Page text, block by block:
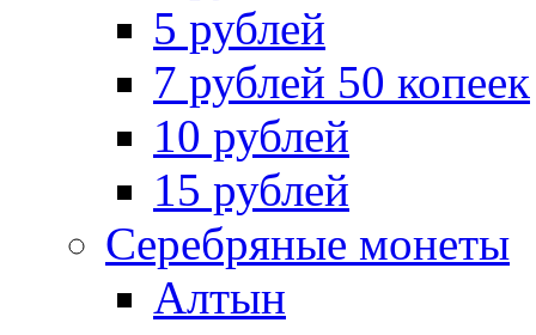
5 рублей
7 рублей 50 копеек
10 рублей
15 рублей
Серебряные монеты
Алтын